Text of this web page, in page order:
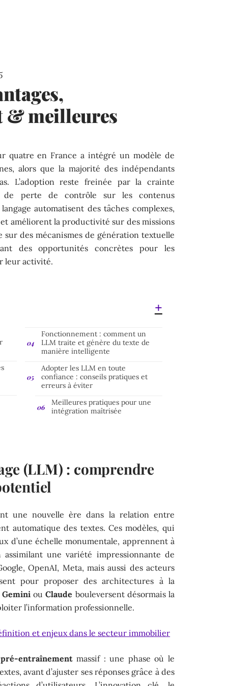
& meilleures
quatre en France a intégré un modèle de
alors que la majorité des indépendants
L’adoption reste freinée par la crainte
de perte de contrôle sur les contenus
automatisent des tâches complexes,
améliorent la productivité sur des missions
sur des mécanismes de génération textuelle
des opportunités concrètes pour les
leur activité.
Fonctionnement : comment un
LLM traite et génère du texte de
manière intelligente
Adopter les LLM en toute
confiance : conseils pratiques et
erreurs à éviter
Meilleures pratiques pour une
intégration maîtrisée
(LLM) : comprendre
une nouvelle ère dans la relation entre
automatique des textes. Ces modèles, qui
d’une échelle monumentale, apprennent à
une variété impressionnante de
OpenAI, Meta, mais aussi des acteurs
pour proposer des architectures à la
Gemini ouClaude bouleversent désormais la
l’information professionnelle.
et enjeux dans le secteur immobilier
pré-entraînementmassif : une phase où le
avant d’ajuster ses réponses grâce à des